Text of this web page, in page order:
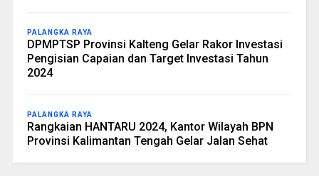
PALANGKA RAYA
DPMPTSP Provinsi Kalteng Gelar Rakor Investasi
Pengisian Capaian dan Target Investasi Tahun
2024
PALANGKA RAYA
Rangkaian HANTARU 2024, Kantor Wilayah BPN
Provinsi Kalimantan Tengah Gelar Jalan Sehat